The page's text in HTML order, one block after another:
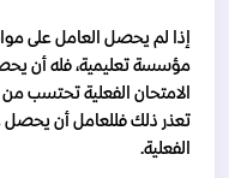
إذا لم يحصل العامل على
مؤسسة تعليمية، فله أن
الامتحان الفعلية تحتسب
تعذر ذلك فللعامل أن يحصل
الفعلية.